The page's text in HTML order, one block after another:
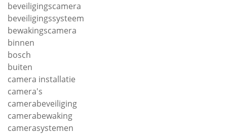
beveiligingscamera
beveiligingssysteem
bewakingscamera
binnen
bosch
buiten
camera installatie
camera's
camerabeveiliging
camerabewaking
camerasystemen